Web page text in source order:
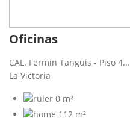
Oficinas
CAL. Fermin Tanguis - Piso 4...
La Victoria
0 m²
112 m²